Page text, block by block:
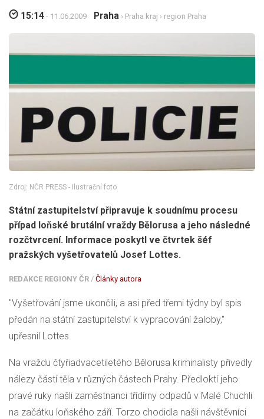
15:14 - 11.06.2009 Praha › Praha kraj › region Praha
Zdroj: NČR PRESS - Ilustrační foto
Státní zastupitelství připravuje k soudnímu procesu
případ loňské brutální vraždy Bělorusa a jeho následné
rozčtvrcení. Informace poskytl ve čtvrtek šéf
pražských vyšetřovatelů Josef Lottes.
REDAKCE REGIONY ČR / Články autora
"Vyšetřování jsme ukončili, a asi před třemi týdny byl spis
předán na státní zastupitelství k vypracování žaloby,"
upřesnil Lottes.
Na vraždu čtyřiadvacetiletého Bělorusa kriminalisty přivedly
nálezy částí těla v různých částech Prahy. Předloktí jeho
pravé ruky našli zaměstnanci třídírny odpadů v Malé Chuchli
na začátku loňského září. Torzo chodidla našli návštěvníci